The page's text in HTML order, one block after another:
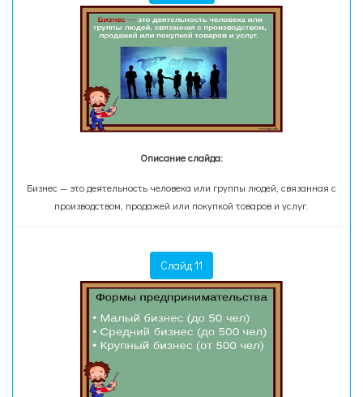
Описание слайда:
Бизнес — это деятельность человека или группы людей, связанная с
производством, продажей или покупкой товаров и услуг.
Слайд 11